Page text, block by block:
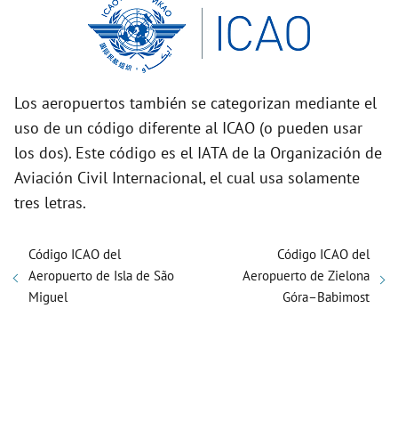
Los aeropuertos también se categorizan mediante el
uso de un código diferente al ICAO (o pueden usar
los dos). Este código es el IATA de la Organización de
Aviación Civil Internacional, el cual usa solamente
tres letras.
Código ICAO del
Aeropuerto de Isla de São
Miguel
Código ICAO del
Aeropuerto de Zielona
Góra–Babimost